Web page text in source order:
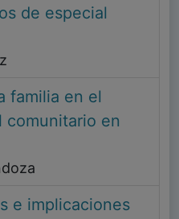
de especial
familia en el
comunitario en
e implicaciones